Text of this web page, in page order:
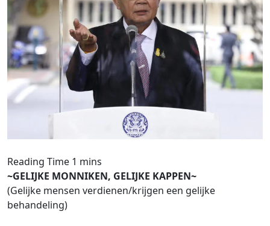
~GELIJKE MONNIKEN, GELIJKE KAPPEN~
(Gelijke mensen verdienen/krijgen een gelijke
behandeling)